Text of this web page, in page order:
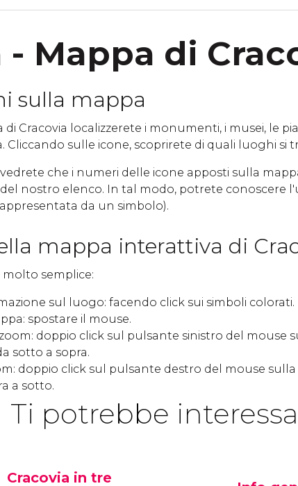
- Mappa di
sulla mappa
Cracovia localizzerete i monumenti, i musei, le
Cliccando sulle icone, scoprirete di quali luoghi si
che i numeri delle icone apposti sulla
nostro elenco. In tal modo, potrete conoscere
da un simbolo).
mappa interattiva di
molto semplice:
sul luogo: facendo click sui simboli colorati.
spostare il mouse.
doppio click sul pulsante sinistro del mouse
sotto a sopra.
doppio click sul pulsante destro del mouse
a sotto.
Ti potrebbe
Cracovia in tre